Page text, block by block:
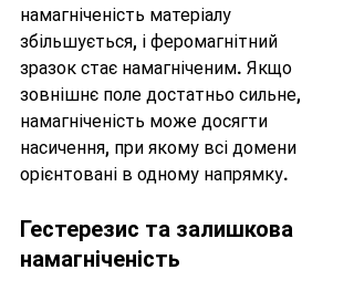
намагніченість матеріалу
збільшується, і феромагнітний
зразок стає намагніченим. Якщо
зовнішнє поле достатньо сильне,
намагніченість може досягти
насичення, при якому всі домени
орієнтовані в одному напрямку.
Гестерезис та залишкова
намагніченість